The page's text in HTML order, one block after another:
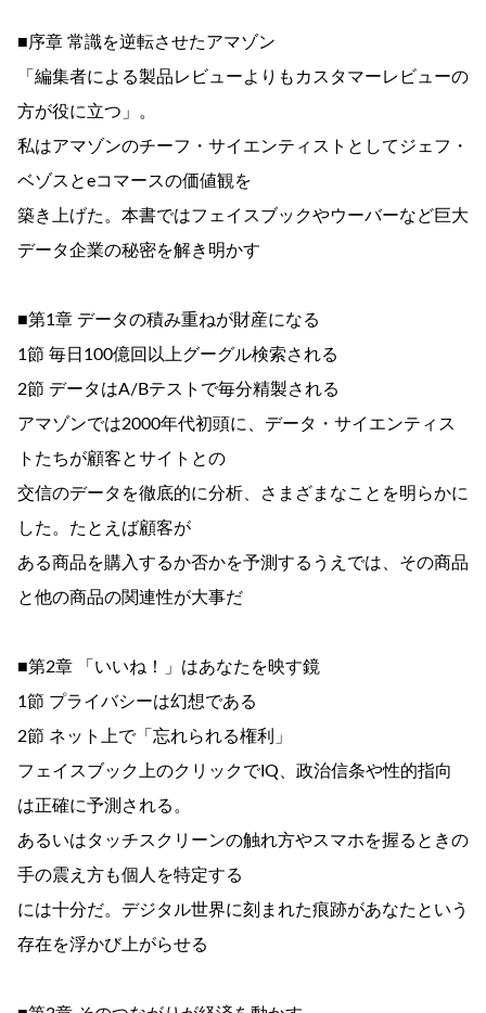
■序章 常識を逆転させたアマゾン
「編集者による製品レビューよりもカスタマーレビューの
方が役に立つ」。
私はアマゾンのチーフ・サイエンティストとしてジェフ・
ベゾスとeコマースの価値観を
築き上げた。本書ではフェイスブックやウーバーなど巨大
データ企業の秘密を解き明かす
■第1章 データの積み重ねが財産になる
1節 毎日100億回以上グーグル検索される
2節 データはA/Bテストで毎分精製される
アマゾンでは2000年代初頭に、データ・サイエンティス
トたちが顧客とサイトとの
交信のデータを徹底的に分析、さまざまなことを明らかに
した。たとえば顧客が
ある商品を購入するか否かを予測するうえでは、その商品
と他の商品の関連性が大事だ
■第2章 「いいね！」はあなたを映す鏡
1節 プライバシーは幻想である
2節 ネット上で「忘れられる権利」
フェイスブック上のクリックでIQ、政治信条や性的指向
は正確に予測される。
あるいはタッチスクリーンの触れ方やスマホを握るときの
手の震え方も個人を特定する
には十分だ。デジタル世界に刻まれた痕跡があなたという
存在を浮かび上がらせる